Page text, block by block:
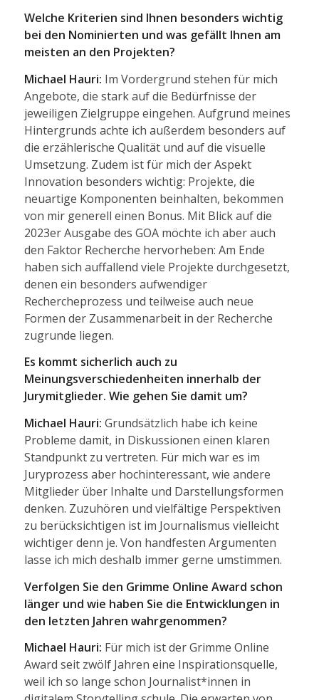
Welche Kriterien sind Ihnen besonders wichtig
bei den Nominierten und was gefällt Ihnen am
meisten an den Projekten?
Michael Hauri: Im Vordergrund stehen für mich
Angebote, die stark auf die Bedürfnisse der
jeweiligen Zielgruppe eingehen. Aufgrund meines
Hintergrunds achte ich außerdem besonders auf
die erzählerische Qualität und auf die visuelle
Umsetzung. Zudem ist für mich der Aspekt
Innovation besonders wichtig: Projekte, die
neuartige Komponenten beinhalten, bekommen
von mir generell einen Bonus. Mit Blick auf die
2023er Ausgabe des GOA möchte ich aber auch
den Faktor Recherche hervorheben: Am Ende
haben sich auffallend viele Projekte durchgesetzt,
denen ein besonders aufwendiger
Rechercheprozess und teilweise auch neue
Formen der Zusammenarbeit in der Recherche
zugrunde liegen.
Es kommt sicherlich auch zu
Meinungsverschiedenheiten innerhalb der
Jurymitglieder. Wie gehen Sie damit um?
Michael Hauri: Grundsätzlich habe ich keine
Probleme damit, in Diskussionen einen klaren
Standpunkt zu vertreten. Für mich war es im
Juryprozess aber hochinteressant, wie andere
Mitglieder über Inhalte und Darstellungsformen
denken. Zuzuhören und vielfältige Perspektiven
zu berücksichtigen ist im Journalismus vielleicht
wichtiger denn je. Von handfesten Argumenten
lasse ich mich deshalb immer gerne umstimmen.
Verfolgen Sie den Grimme Online Award schon
länger und wie haben Sie die Entwicklungen in
den letzten Jahren wahrgenommen?
Michael Hauri: Für mich ist der Grimme Online
Award seit zwölf Jahren eine Inspirationsquelle,
weil ich so lange schon Journalist*innen in